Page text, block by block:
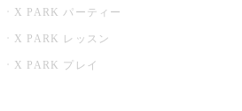
X PARK パーティー
X PARK レッスン
X PARK プレイ